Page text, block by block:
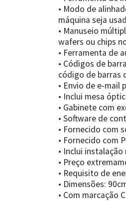
• Modo de
máquina seja
• Manuseio
wafers ou chips
• Ferramenta de
• Códigos de
código de barras
• Envio de e-mail
• Inclui mesa
• Gabinete com
• Software de
• Fornecido com
• Fornecido com
• Inclui
• Preço
• Requisito de
• Dimensões:
• Com marcação